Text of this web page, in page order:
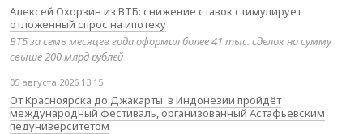
Алексей Охорзин из ВТБ: снижение ставок стимулирует
отложенный спрос на ипотеку
ВТБ за семь месяцев года оформил более 41 тыс. сделок на сумму
свыше 200 млрд рублей
05 августа 2026 13:15
От Красноярска до Джакарты: в Индонезии пройдёт
международный фестиваль, организованный Астафьевским
педуниверситетом